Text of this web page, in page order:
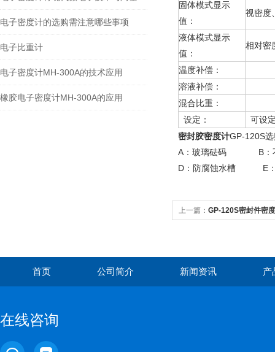
电子密度计的选购需注意哪些事项
电子比重计
电子密度计MH-300A的技术应用
橡胶电子密度计MH-300A的应用
固体模式显示
值：
视密度
液体模式显示
值：
相对密
温度补偿：
溶液补偿：
混合比重：
设定：
可设
密封胶密度计GP-120S
A：玻璃砝码 B：
D：防腐蚀水槽 E：
上一篇： GP-120S密封件密
首页 公司简介 新闻资讯 产
在线咨询